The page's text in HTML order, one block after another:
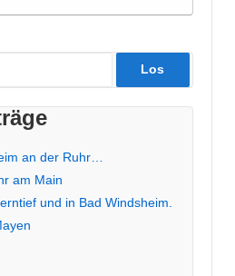
an der Ruhr…
am Main
und in Bad Windsheim.